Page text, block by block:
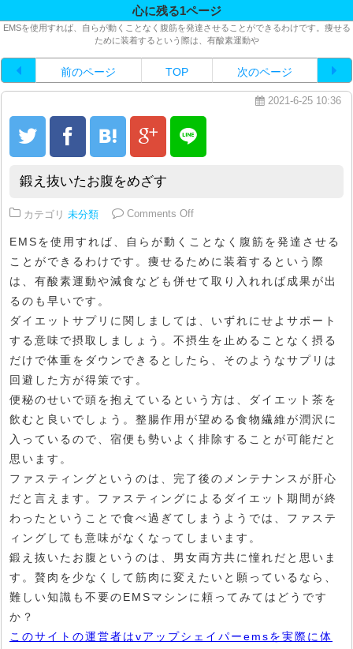
心に残る1ページ
EMSを使用すれば、自らが動くことなく腹筋を発達させることができるわけです。痩せる
ために装着するという際は、有酸素運動や
前のページ TOP 次のページ
2021-6-25 10:36
鍛え抜いたお腹をめざす
カテゴリ 未分類 Comments Offon 鍛え抜いたお腹をめざす
EMSを使用すれば、自らが動くことなく腹筋を発達させる
ことができるわけです。痩せるために装着するという際
は、有酸素運動や減食なども併せて取り入れれば成果が出
るのも早いです。
ダイエットサプリに関しましては、いずれにせよサポート
する意味で摂取しましょう。不摂生を止めることなく摂る
だけで体重をダウンできるとしたら、そのようなサプリは
回避した方が得策です。
便秘のせいで頭を抱えているという方は、ダイエット茶を
飲むと良いでしょう。整腸作用が望める食物繊維が潤沢に
入っているので、宿便も勢いよく排除することが可能だと
思います。
ファスティングというのは、完了後のメンテナンスが肝心
だと言えます。ファスティングによるダイエット期間が終
わったということで食べ過ぎてしまうようでは、ファステ
ィングしても意味がなくなってしまいます。
鍛え抜いたお腹というのは、男女両方共に憧れだと思いま
す。贅肉を少なくして筋肉に変えたいと願っているなら、
難しい知識も不要のEMSマシンに頼ってみてはどうです
か？
このサイトの運営者はvアップシェイパーemsを実際に体